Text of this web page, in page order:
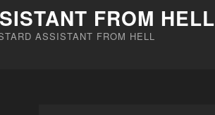
FROM HELL
ASSISTANT FROM HELL